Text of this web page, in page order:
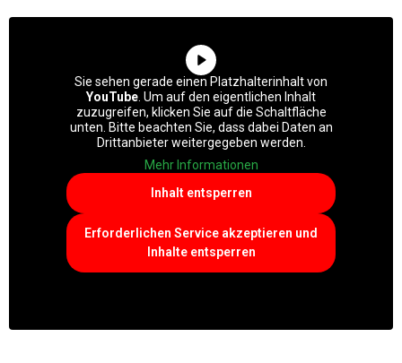
Sie sehen gerade einen Platzhalterinhalt von
YouTube . Um auf den eigentlichen Inhalt
zuzugreifen, klicken Sie auf die Schaltfläche
unten. Bitte beachten Sie, dass dabei Daten an
Drittanbieter weitergegeben werden.
Mehr Informationen
Inhalt entsperren
Erforderlichen Service akzeptieren und
Inhalte entsperren